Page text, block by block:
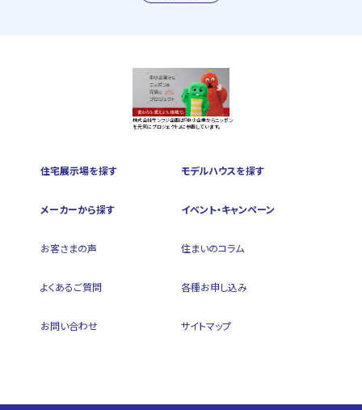
株式会社サンフジ企画は『中小企業からニッポン
を元気にプロジェクト』に参画しています。
住宅展示場を探す モデルハウスを探す
メーカーから探す イベント・キャンペーン
お客さまの声 住まいのコラム
よくあるご質問 各種お申し込み
お問い合わせ サイトマップ